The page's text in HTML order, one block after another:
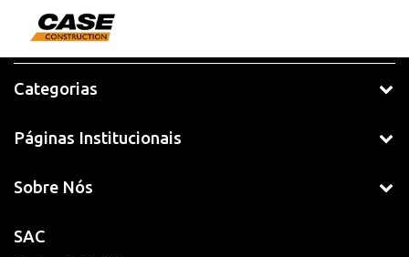
Categorias
Páginas Institucionais
Sobre Nós
SAC